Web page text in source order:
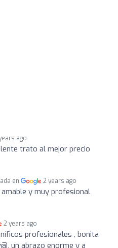
ago
trato al mejor precio
en 2 years ago
amable y muy profesional
2 years ago
profesionales , bonita
un abrazo enorme y a